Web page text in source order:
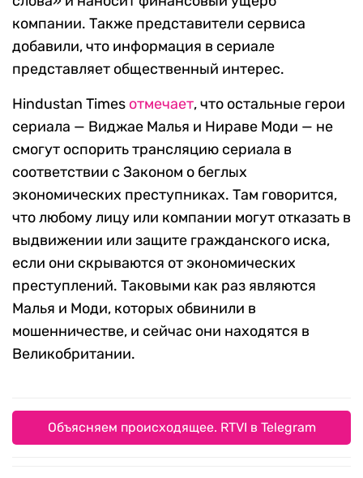
компании. Также представители сервиса
добавили, что информация в сериале
представляет общественный интерес.
Hindustan Times отмечает, что остальные герои
сериала — Виджае Малья и Нираве Моди — не
смогут оспорить трансляцию сериала в
соответствии с Законом о беглых
экономических преступниках. Там говорится,
что любому лицу или компании могут отказать в
выдвижении или защите гражданского иска,
если они скрываются от экономических
преступлений. Таковыми как раз являются
Малья и Моди, которых обвинили в
мошенничестве, и сейчас они находятся в
Великобритании.
Объясняем происходящее. RTVI в Telegram